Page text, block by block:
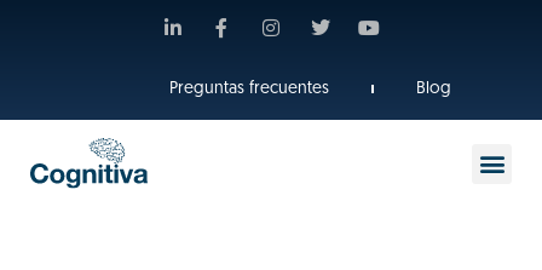
Preguntas frecuentes Blog